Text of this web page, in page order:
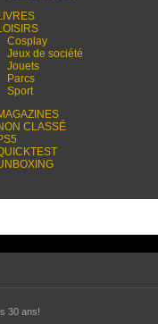
Cosplay
Jeux de société
Jouets
Parcs
Sport
CLASSÉ
30 ans!